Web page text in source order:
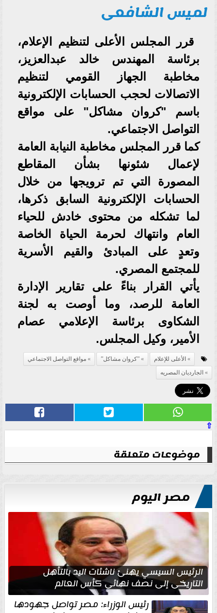
لميس الشافعى
قرر المجلس الأعلى لتنظيم الإعلام،
برئاسة المهندس خالد عبدالعزيز،
مخاطبة الجهاز القومي لتنظيم
الاتصالات لحجب الحسابات الإلكترونية
باسم "كروان مشاكل" على مواقع
التواصل الاجتماعي.
كما قرر المجلس مخاطبة النيابة العامة
لإعمال شئونها بشأن المقاطع
المصورة التي تم ترويجها من خلال
الحسابات الإلكترونية السابق ذكرها،
لما تشكله من محتوى خادش للحياء
العام وانتهاك لحرمة الحياة الخاصة
وتعدٍ على المبادئ والقيم الأسرية
للمجتمع المصري.
يأتي القرار بناءً على تقارير الإدارة
العامة للرصد، وما أوصت به لجنة
الشكاوى برئاسة الإعلامي عصام
الأمير، وكيل المجلس.
الأعلى للإعلام ”كروان مشاكل”
مواقع التواصل الاجتماعي
الجارديان المصريه
⇧
موضوعات متعلقة
مصر اليوم
الرئيس السيسي يهنئ ناشئات اليد بالتأهل
التاريخي إلى نصف نهائي كأس العالم
رئيس الوزراء: مصر تواصل جهودها